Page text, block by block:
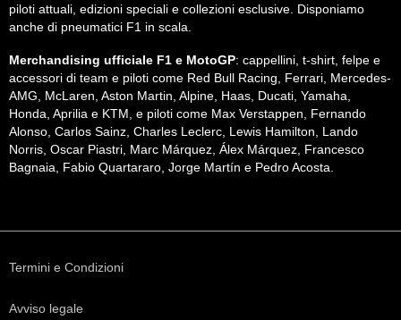
piloti attuali, edizioni speciali e collezioni esclusive. Disponiamo
anche di pneumatici F1 in scala.
Merchandising ufficiale F1 e MotoGP: cappellini, t-shirt, felpe e
accessori di team e piloti come Red Bull Racing, Ferrari, Mercedes-
AMG, McLaren, Aston Martin, Alpine, Haas, Ducati, Yamaha,
Honda, Aprilia e KTM, e piloti come Max Verstappen, Fernando
Alonso, Carlos Sainz, Charles Leclerc, Lewis Hamilton, Lando
Norris, Oscar Piastri, Marc Márquez, Álex Márquez, Francesco
Bagnaia, Fabio Quartararo, Jorge Martín e Pedro Acosta.
Termini e Condizioni
Avviso legale